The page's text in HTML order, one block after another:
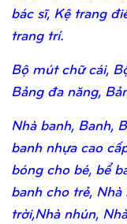
bác sĩ, Kệ trang
trang trí.
Bộ mút chữ cái,
Bảng đa năng,
Nhà banh, Banh,
banh nhựa cao
bóng cho bé, bể
banh cho trẻ,
trời,Nhà nhún,